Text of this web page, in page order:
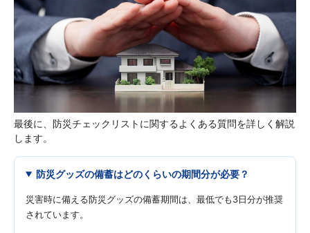
最後に、防災チェックリストに関するよくある質問を詳しく解説
します。
防災グッズの備蓄はどのくらいの期間分が必要？
災害時に備える防災グッズの備蓄期間は、最低でも3日分が推奨
されています。